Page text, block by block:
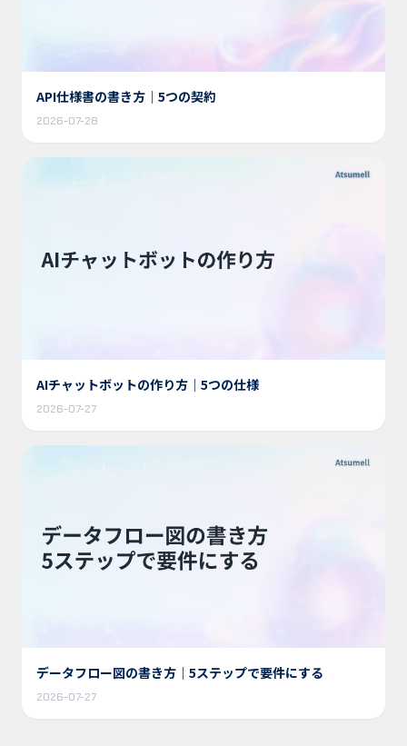
API仕様書の書き方｜5つの契約
2026-07-28
AIチャットボットの作り方｜5つの仕様
2026-07-27
データフロー図の書き方｜5ステップで要件にする
2026-07-27